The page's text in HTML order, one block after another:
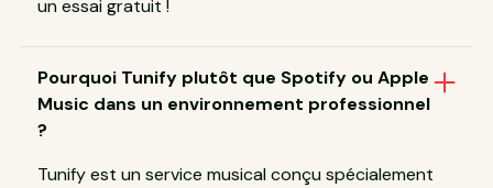
un essai gratuit !
Pourquoi Tunify plutôt que Spotify ou Apple
Music dans un environnement professionnel
?
Tunify est un service musical conçu spécialement